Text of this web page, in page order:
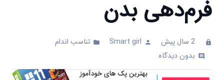
فرم‌دهی بدن
clock 2 سال پیش person
Smart girl
folder تناسب اندام
comments بدون دیدگاه